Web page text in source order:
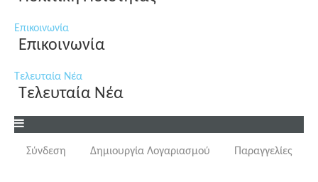
Επικοινωνία
Επικοινωνία
Τελευταία Νέα
Τελευταία Νέα
Σύνδεση Δημιουργία Λογαριασμού Παραγγελίες